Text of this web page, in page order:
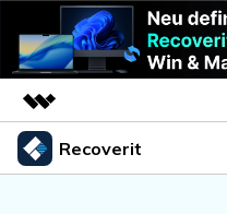
Top-Produkte
Recoverit